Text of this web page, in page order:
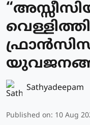
Sathyadeepam
Published on: 10 Aug